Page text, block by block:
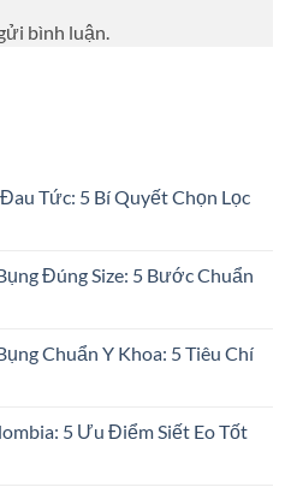
bình luận.
Tức: 5 Bí Quyết Chọn Lọc
Đúng Size: 5 Bước Chuẩn
Chuẩn Y Khoa: 5 Tiêu Chí
5 Ưu Điểm Siết Eo Tốt